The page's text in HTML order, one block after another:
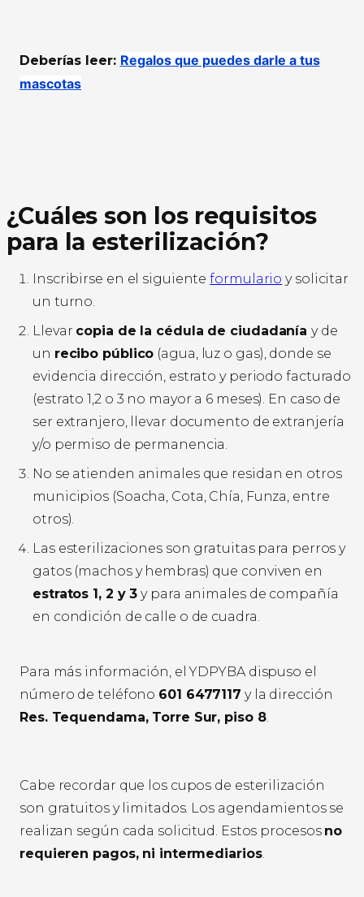
Deberías leer: Regalos que puedes darle a tus
mascotas
¿Cuáles son los requisitos
para la esterilización?
Inscribirse en el siguienteformulario y solicitar
un turno.
Llevar copia de la cédula de ciudadaníay de
un recibo público (agua, luz o gas), donde se
evidencia dirección, estrato y periodo facturado
(estrato 1,2 o 3 no mayor a 6 meses). En caso de
ser extranjero, llevar documento de extranjería
y/o permiso de permanencia.
No se atienden animales que residan en otros
municipios (Soacha, Cota, Chía, Funza, entre
otros).
Las esterilizaciones son gratuitas para perros y
gatos (machos y hembras) que conviven en
estratos 1, 2 y 3 y para animales de compañía
en condición de calle o de cuadra.
Para más información, el YDPYBA dispuso el
número de teléfono 601 6477117 y la dirección
Res. Tequendama, Torre Sur, piso 8.
Cabe recordar que los cupos de esterilización
son gratuitos y limitados. Los agendamientos se
realizan según cada solicitud. Estos procesos no
requieren pagos, ni intermediarios.